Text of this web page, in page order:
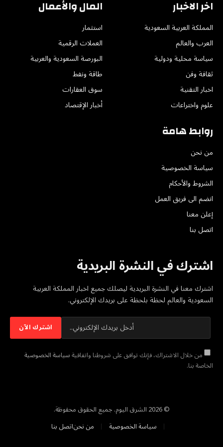
اخر الاخبار
المملكة العربية السعودية
العرب والعالم
سياسة محلية ودولية
ثقافة وفن
اخبار التقنية
علوم واختراعات
المال والأعمال
استثمار
العملات الرقمية
البورصة السعودية والعربية
طاقة ونفط
سوق العقارات
أخبار الإقتصاد
روابط هامة
من نحن
سياسة الخصوصية
الشروط والأحكام
انضم الى فريق العمل
إعلن معنا
اتصل بنا
اشترك في النشرة البريدية
اشترك معنا في النشرة البريدية ليصلك جميع اخبار المملكة العربية
السعودية والعالم لحظة بلحظة على بريدك الإلكتروني.
من خلال الاشتراك، فإنك توافق على شروطنا واتفاقيةسياسة الخصوصية
الخاصة بنا.
© 2026 الشرق اليوم. جميع الحقوق محفوظة.
سياسة الخصوصية
من نحناتصل بنا